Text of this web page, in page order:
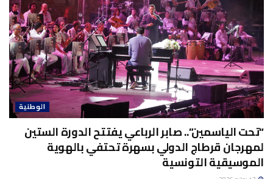
الوطنية
“تحت الياسمين”.. صابر الرباعي يفتتح الدورة الستين
لمهرجان قرطاج الدولي بسهرة تحتفي بالهوية
الموسيقية التونسية